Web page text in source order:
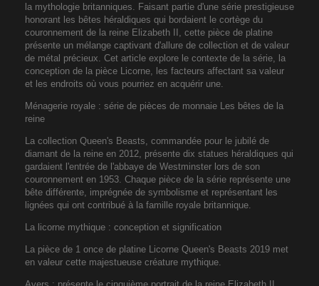
la mythologie britanniques. Faisant partie d'une série prestigieuse
honorant les bêtes héraldiques qui bordaient le cortège du
couronnement de la reine Elizabeth II, cette pièce de platine
présente un mélange captivant d'allure de collection et de valeur
de métal précieux. Cet article explore le contexte de la série, la
conception de la pièce Licorne, les facteurs affectant sa valeur
et les endroits où vous pourriez en acquérir une.
Ménagerie royale : série de pièces de monnaie Les bêtes de la
reine
La collection Queen's Beasts, commandée pour le jubilé de
diamant de la reine en 2012, présente dix statues héraldiques qui
gardaient l'entrée de l'abbaye de Westminster lors de son
couronnement en 1953. Chaque pièce de la série représente une
bête différente, imprégnée de symbolisme et représentant les
lignées qui ont contribué à la famille royale britannique.
La licorne mythique : conception et signification
La pièce de 1 once de platine Licorne Queen's Beasts 2019 met
en valeur cette majestueuse créature mythique.